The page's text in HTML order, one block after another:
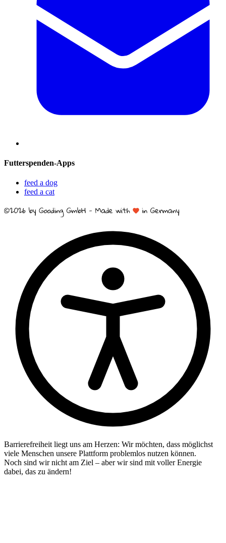
Futterspenden-Apps
feed a dog
feed a cat
Barrierefreiheit liegt uns am Herzen: Wir möchten, dass möglichst
viele Menschen unsere Plattform problemlos nutzen können.
Noch sind wir nicht am Ziel – aber wir sind mit voller Energie
dabei, das zu ändern!